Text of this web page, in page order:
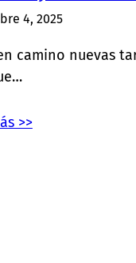
4, 2025
camino nuevas
>>